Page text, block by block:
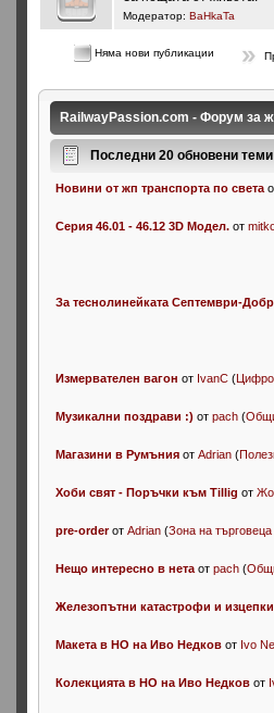
Модератор:BaHkaTa
Няма нови публикации
RailwayPassion.com - Форум за
Последни 20 обновени теми
Новини от жп транспорта по света
Серия 46.01 - 46.12 3D Модел.от
За теснолинейката Септември-
Измервателен вагон от IvanC (
Музикални поздрави :) отpach (
Магазини в Румъния отAdrian (
Хоби свят - Поръчки към Tillig от
pre-orderотAdrian (Зона на
Нещо интересно в нета отpach (
Железопътни катастрофи и изцепки
Макета в НО на Иво Недков от Ivo
Колекцията в НО на Иво Недков от